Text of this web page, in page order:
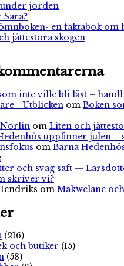
jorden
Sara?
en faktabok om
jättestora skogen
inte ville bli läst –
- Utblicken om Boken
Norlin om Liten och
uppfinner julen –
om Barna
och svag saft —
skriver vi?
om Makwelane
(216)
och butiker (15)
(58)